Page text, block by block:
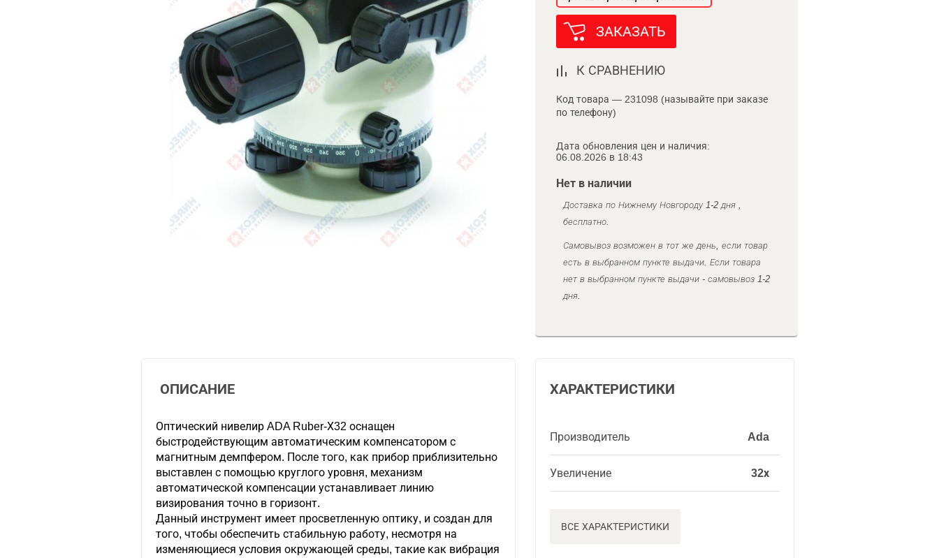
ЗАКАЗАТЬ
К СРАВНЕНИЮ
Код товара — 231098 (называйте при заказе
по телефону)
Дата обновления цен и наличия:
06.08.2026 в 18:43
Нет в наличии
Доставка по Нижнему Новгороду 1-2 дня ,
бесплатно.
Самовывоз возможен в тот же день, если товар
есть в выбранном пункте выдачи. Если товара
нет в выбранном пункте выдачи - самовывоз 1-2
дня.
ХАРАКТЕРИСТИКИ
Производитель Ada
Увеличение 32х
ВСЕ ХАРАКТЕРИСТИКИ
ОПИСАНИЕ
Оптический нивелир ADA Ruber-Х32 оснащен
быстродействующим автоматическим компенсатором с
магнитным демпфером. После того, как прибор приблизительно
выставлен с помощью круглого уровня, механизм
автоматической компенсации устанавливает линию
визирования точно в горизонт.
Данный инструмент имеет просветленную оптику, и создан для
того, чтобы обеспечить стабильную работу, несмотря на
изменяющиеся условия окружающей среды, такие как вибрация